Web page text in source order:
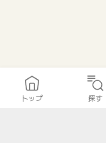
トップ 探す